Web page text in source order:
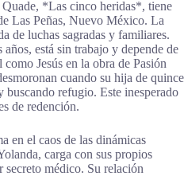
*Las cinco heridas*, tiene
Las Peñas, Nuevo México. La
de luchas sagradas y familiares.
está sin trabajo y depende de
Jesús en la obra de Pasión
cuando su hija de quince
refugio. Este inesperado
de redención.
en el caos de las dinámicas
carga con sus propios
secreto médico. Su relación